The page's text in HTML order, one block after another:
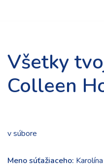
obsah
Všetky
Colleen
v súbore
Meno súťažiaceho: Karolína